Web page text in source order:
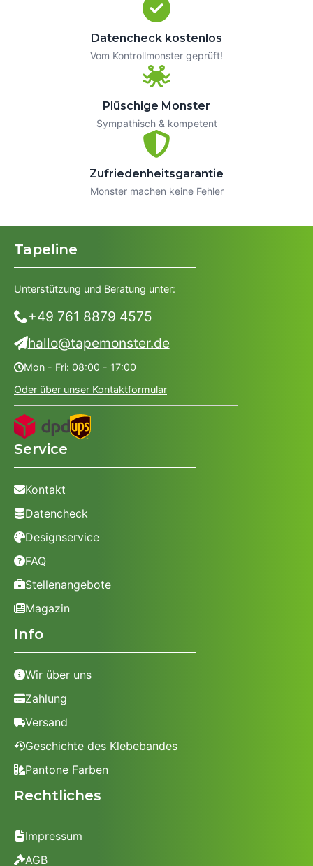
Datencheck kostenlos
Vom Kontrollmonster geprüft!
Plüschige Monster
Sympathisch & kompetent
Zufriedenheitsgarantie
Monster machen keine Fehler
Tapeline
Unterstützung und Beratung unter:
+49 761 8879 4575
hallo@tapemonster.de
Mon - Fri: 08:00 - 17:00
Oder über unser Kontaktformular
Service
Kontakt
Datencheck
Designservice
FAQ
Stellenangebote
Magazin
Info
Wir über uns
Zahlung
Versand
Geschichte des Klebebandes
Pantone Farben
Rechtliches
Impressum
AGB